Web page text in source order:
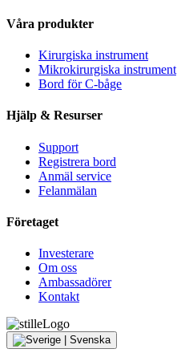
Våra produkter
Kirurgiska instrument
Mikrokirurgiska instrument
Bord för C-båge
Hjälp & Resurser
Support
Registrera bord
Anmäl service
Felanmälan
Företaget
Investerare
Om oss
Ambassadörer
Kontakt